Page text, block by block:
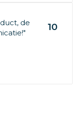
de
10